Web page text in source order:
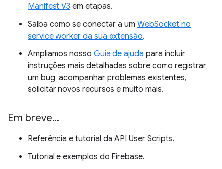
Manifest V3 em etapas.
Saiba como se conectar a um WebSocket no
service worker da sua extensão.
Ampliamos nosso Guia de ajuda para incluir
instruções mais detalhadas sobre como registrar
um bug, acompanhar problemas existentes,
solicitar novos recursos e muito mais.
Em breve...
Referência e tutorial da API User Scripts.
Tutorial e exemplos do Firebase.